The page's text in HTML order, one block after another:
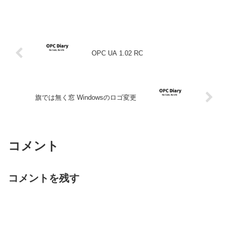
OPC UA 1.02 RC
旗では無く窓 Windowsのロゴ変更
コメント
コメントを残す